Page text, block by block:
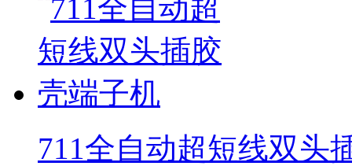
711全自动超短线双头